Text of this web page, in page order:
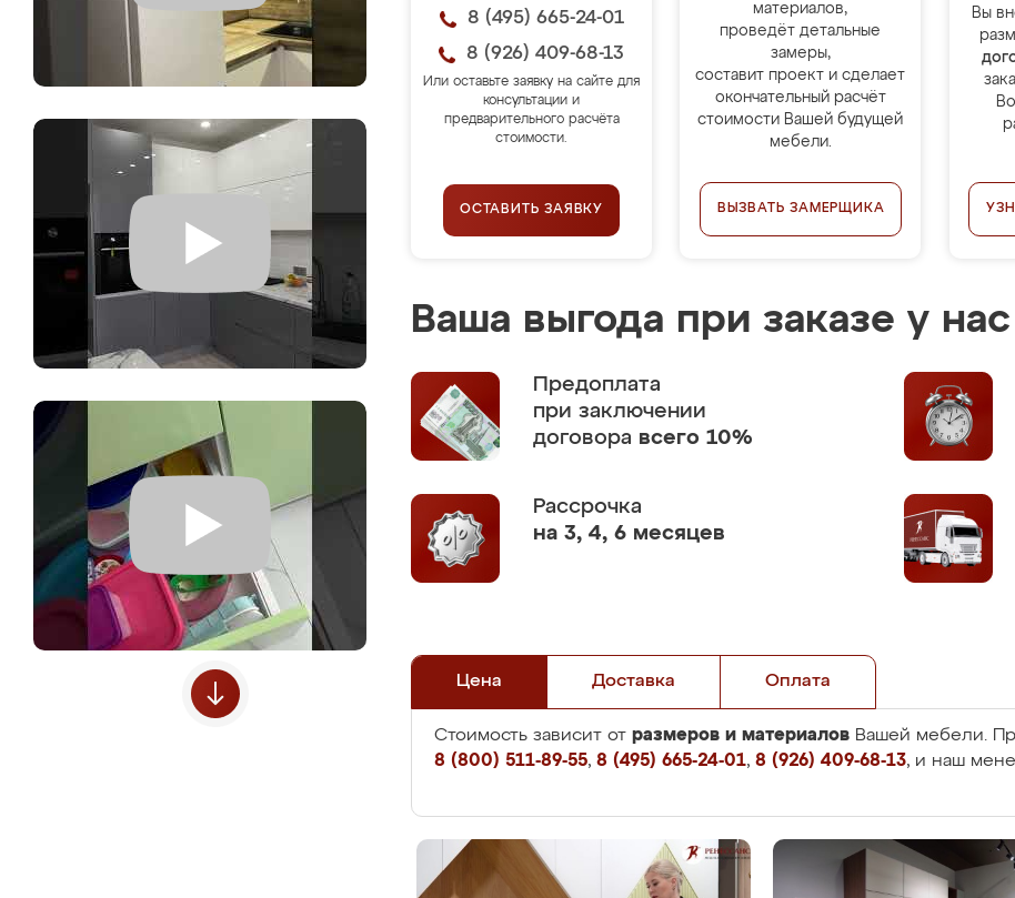
8 (495) 665-24-01
8 (926) 409-68-13
Или оставьте заявку на сайте для
консультации и
предварительного расчёта
стоимости.
ОСТАВИТЬ ЗАЯВКУ
материалов,
проведёт детальные
замеры,
составит проект и сделает
окончательный расчёт
стоимости Вашей будущей
мебели.
ВЫЗВАТЬ ЗАМЕРЩИКА
Вы
Ваша выгода при заказе у нас
Предоплата
при заключении
договора всего 10%
Рассрочка
на 3, 4, 6 месяцев
Цена Доставка Оплата
Стоимость зависит от размеров и материалов Вашей мебели.
8 (800) 511-89-55, 8 (495) 665-24-01, 8 (926) 409-68-13, и наш